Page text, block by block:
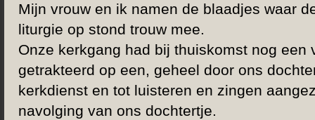
Mijn vrouw en ik namen de blaadjes waar
liturgie op stond trouw mee.
Onze kerkgang had bij thuiskomst nog een
getrakteerd op een, geheel door ons
kerkdienst en tot luisteren en zingen
navolging van ons dochtertje.